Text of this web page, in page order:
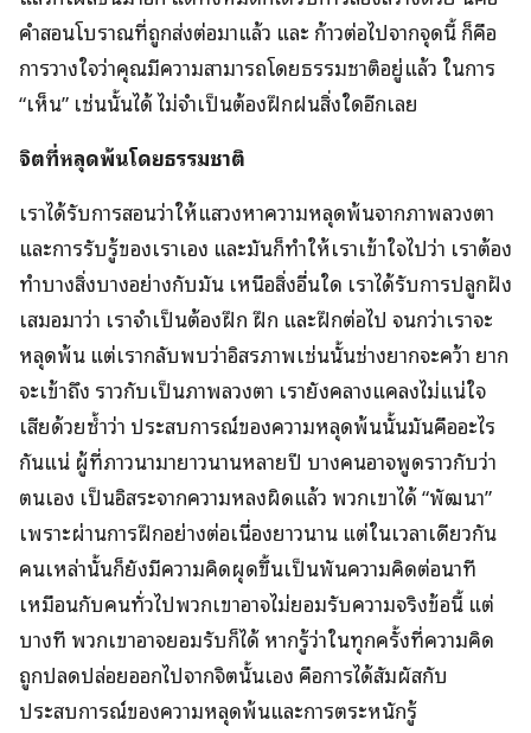
คำสอนโบราณที่ถูกส่งต่อมาแล้ว และ ก้าวต่อไปจากจุดนี้ ก็คือ
การวางใจว่าคุณมีความสามารถโดยธรรมชาติอยู่แล้ว ในการ
“เห็น” เช่นนั้นได้ ไม่จำเป็นต้องฝึกฝนสิ่งใดอีกเลย
จิตที่หลุดพ้นโดยธรรมชาติ
เราได้รับการสอนว่าให้แสวงหาความหลุดพ้นจากภาพลวงตา
และการรับรู้ของเราเอง และมันก็ทำให้เราเข้าใจไปว่า เราต้อง
ทำบางสิ่งบางอย่างกับมัน เหนือสิ่งอื่นใด เราได้รับการปลูกฝัง
เสมอมาว่า เราจำเป็นต้องฝึก ฝึก และฝึกต่อไป จนกว่าเราจะ
หลุดพ้น แต่เรากลับพบว่าอิสรภาพเช่นนั้นช่างยากจะคว้า ยาก
จะเข้าถึง ราวกับเป็นภาพลวงตา เรายังคลางแคลงไม่แน่ใจ
เสียด้วยซ้ำว่า ประสบการณ์ของความหลุดพ้นนั้นมันคืออะไร
กันแน่ ผู้ที่ภาวนามายาวนานหลายปี บางคนอาจพูดราวกับว่า
ตนเอง เป็นอิสระจากความหลงผิดแล้ว พวกเขาได้ “พัฒนา”
เพราะผ่านการฝึกอย่างต่อเนื่องยาวนาน แต่ในเวลาเดียวกัน
คนเหล่านั้นก็ยังมีความคิดผุดขึ้นเป็นพันความคิดต่อนาที
เหมือนกับคนทั่วไปพวกเขาอาจไม่ยอมรับความจริงข้อนี้ แต่
บางที พวกเขาอาจยอมรับก็ได้ หากรู้ว่าในทุกครั้งที่ความคิด
ถูกปลดปล่อยออกไปจากจิตนั้นเอง คือการได้สัมผัสกับ
ประสบการณ์ของความหลุดพ้นและการตระหนักรู้